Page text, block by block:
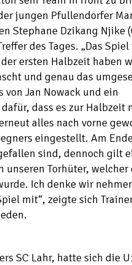
jungen Pfullendorfer
Stephane Dzikang Njike
des Tages. „Das
ersten Halbzeit haben
und genau das
Jan Nowack und ein
dass es zur Halbzeit
alles nach vorne
eingestellt. Am
sind, dennoch gilt
unseren Torhüter, welcher
Ich denke wir
mit“, zeigte sich
SC Lahr, hatte sich die